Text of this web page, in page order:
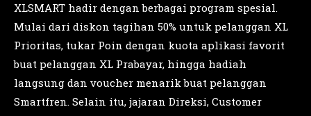
XLSMART hadir dengan berbagai program spesial.
Mulai dari diskon tagihan 50% untuk pelanggan XL
Prioritas, tukar Poin dengan kuota aplikasi favorit
buat pelanggan XL Prabayar, hingga hadiah
langsung dan voucher menarik buat pelanggan
Smartfren. Selain itu, jajaran Direksi, Customer